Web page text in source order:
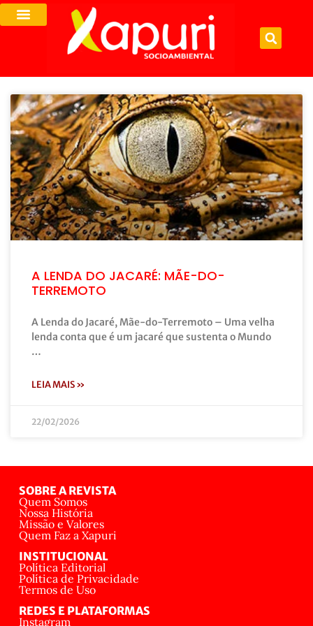
A LENDA DO JACARÉ: MÃE-DO-
TERREMOTO
A Lenda do Jacaré, Mãe-do-Terremoto – Uma velha
lenda conta que é um jacaré que sustenta o Mundo
…
LEIA MAIS »
22/02/2026
SOBRE A REVISTA
Quem Somos
Nossa História
Missão e Valores
Quem Faz a Xapuri
INSTITUCIONAL
Política Editorial
Política de Privacidade
Termos de Uso
REDES E PLATAFORMAS
Instagram